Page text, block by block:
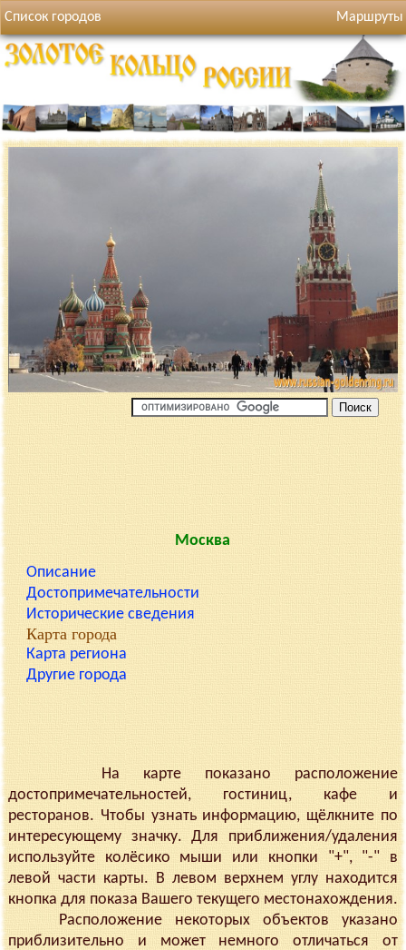
Список городов Маршруты
Москва
Описание
Достопримечательности
Исторические сведения
Карта города
Карта региона
Другие города
На карте показано расположение
достопримечательностей, гостиниц, кафе и
ресторанов. Чтобы узнать информацию, щёлкните по
интересующему значку. Для приближения/удаления
используйте колёсико мыши или кнопки "+", "-" в
левой части карты. В левом верхнем углу находится
кнопка для показа Вашего текущего местонахождения.
Расположение некоторых объектов указано
приблизительно и может немного отличаться от